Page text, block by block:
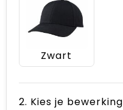
Zwart
2. Kies je bewerking